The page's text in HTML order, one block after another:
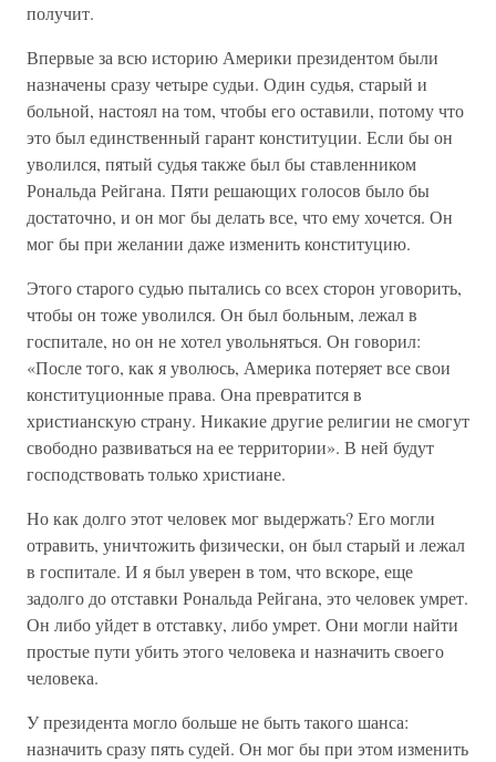
получит.
Впервые за всю историю Америки президентом были
назначены сразу четыре судьи. Один судья, старый и
больной, настоял на том, чтобы его оставили, потому что
это был единственный гарант конституции. Если бы он
уволился, пятый судья также был бы ставленником
Рональда Рейгана. Пяти решающих голосов было бы
достаточно, и он мог бы делать все, что ему хочется. Он
мог бы при желании даже изменить конституцию.
Этого старого судью пытались со всех сторон уговорить,
чтобы он тоже уволился. Он был больным, лежал в
госпитале, но он не хотел увольняться. Он говорил:
«После того, как я уволюсь, Америка потеряет все свои
конституционные права. Она превратится в
христианскую страну. Никакие другие религии не смогут
свободно развиваться на ее территории». В ней будут
господствовать только христиане.
Но как долго этот человек мог выдержать? Его могли
отравить, уничтожить физически, он был старый и лежал
в госпитале. И я был уверен в том, что вскоре, еще
задолго до отставки Рональда Рейгана, это человек умрет.
Он либо уйдет в отставку, либо умрет. Они могли найти
простые пути убить этого человека и назначить своего
человека.
У президента могло больше не быть такого шанса:
назначить сразу пять судей. Он мог бы при этом изменить